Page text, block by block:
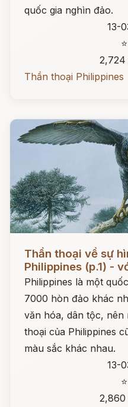
quốc gia nghìn đảo.
13-
Thần thoại Philippines
Đọc ngay
Thần thoại về sự
Philippines (p.1) -
Philippines là một
7000 hòn đảo khác
văn hóa, dân tộc,
thoại của Philippines
màu sắc khác nhau.
13-